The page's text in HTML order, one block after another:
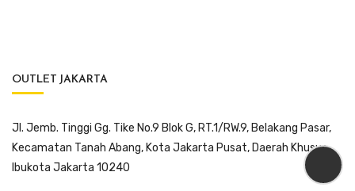
OUTLET JAKARTA
Jl. Jemb. Tinggi Gg. Tike No.9 Blok G, RT.1/RW.9, Belakang Pasar,
Kecamatan Tanah Abang, Kota Jakarta Pusat, Daerah Khusus
Ibukota Jakarta 10240